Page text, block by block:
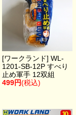
[ワークランド] WL-
1201-SB-12P すべり
止め軍手 12双組
499円(税込)